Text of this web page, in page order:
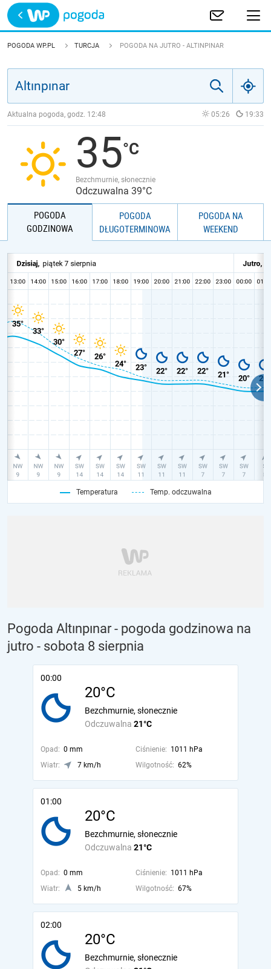
Trwa ładowanie
POLSKA
JAKOŚĆ POWIETRZA
POGODA WP.PL TURCJA POGODA NA JUTRO - ALTINPINAR
Aktualna pogoda, godz. 12:48 05:26 19:33
35
Bezchmurnie, słonecznie
Odczuwalna 39°C
POGODA
GODZINOWA
POGODA
DŁUGOTERMINOWA
POGODA NA
WEEKEND
Temperatura Temp. odczuwalna
Pogoda Altınpınar - pogoda godzinowa na
jutro - sobota 8 sierpnia
00:00
20°C
Odczuwalna 21°C
Bezchmurnie, słonecznie
Opad: 0 mm Ciśnienie: 1011 hPa
Wiatr:
7 km/h Wilgotność: 62%
01:00
20°C
Odczuwalna 21°C
Bezchmurnie, słonecznie
Opad: 0 mm Ciśnienie: 1011 hPa
Wiatr:
5 km/h Wilgotność: 67%
02:00
20°C
Bezchmurnie, słonecznie